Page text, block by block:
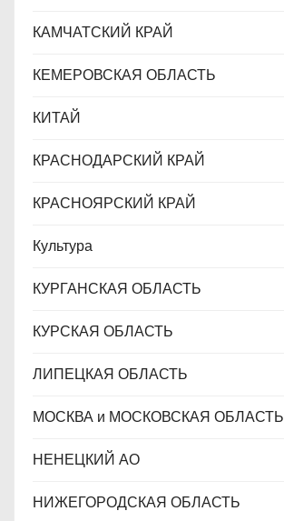
КАМЧАТСКИЙ КРАЙ
КЕМЕРОВСКАЯ ОБЛАСТЬ
КИТАЙ
КРАСНОДАРСКИЙ КРАЙ
КРАСНОЯРСКИЙ КРАЙ
Культура
КУРГАНСКАЯ ОБЛАСТЬ
КУРСКАЯ ОБЛАСТЬ
ЛИПЕЦКАЯ ОБЛАСТЬ
МОСКВА и МОСКОВСКАЯ ОБЛАСТЬ
НЕНЕЦКИЙ АО
НИЖЕГОРОДСКАЯ ОБЛАСТЬ